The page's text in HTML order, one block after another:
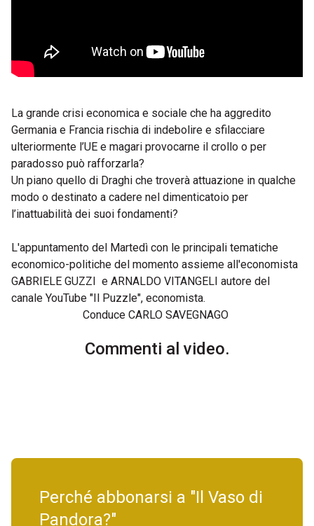
La grande crisi economica e sociale che ha aggredito
Germania e Francia rischia di indebolire e sfilacciare
ulteriormente l’UE e magari provocarne il crollo o per
paradosso può rafforzarla?
Un piano quello di Draghi che troverà attuazione in qualche
modo o destinato a cadere nel dimenticatoio per
l’inattuabilità dei suoi fondamenti?
L'appuntamento del Martedì con le principali tematiche
economico-politiche del momento assieme all'economista
GABRIELE GUZZI e ARNALDO VITANGELI autore del
canale YouTube "Il Puzzle", economista.
Conduce CARLO SAVEGNAGO
Commenti al video.
Perché abbonarsi a "Il Vaso di
Pandora?"